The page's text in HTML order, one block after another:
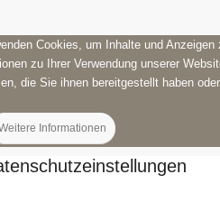
Cookies, um Inhalte und
zu Ihrer Verwendung unserer
die Sie ihnen bereitgestellt haben
Informationen